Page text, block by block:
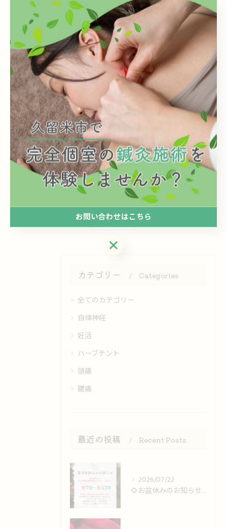
久留米市のハーブテントで温まる久留米市で自律神経を
整える久留米市で無理のない頭痛ケア
ハーブテント 自律神経 頭痛
< 前のページ 一覧に戻る 次のページ >
関連タグ
#完全個室 #完全予約制 #鍼灸
#美容鍼
#不眠 #むくみ
#体質改善
#肌質改善
カテゴリー Categories
全てのカテゴリー
自律神経
妊活
ハーブテント
頭痛
腰痛
最近の投稿 Recent Posts
2026/07/22
🌻お盆休みのお知らせ🌻
お問い合わせはこちら
お問い合わせはこちら